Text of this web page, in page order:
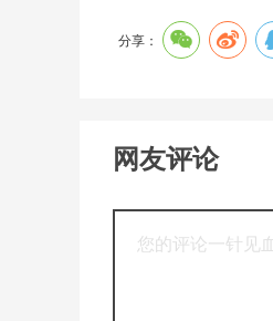
分享：
网友评论